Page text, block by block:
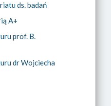
ds. badań
A+
prof. B.
dr Wojciecha